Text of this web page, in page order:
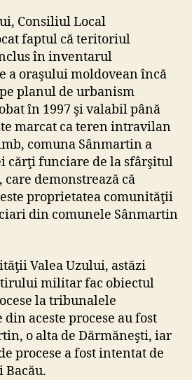
Consiliul Local
faptul că teritoriul
în inventarul
a oraşului moldovean încă
planul de urbanism
în 1997 şi valabil până
marcat ca teren intravilan
comuna Sânmartin a
cărţi funciare de la sfârşitul
demonstrează că
proprietatea comunităţii
din comunele Sânmartin
Valea Uzului, astăzi
militar fac obiectul
la tribunalele
aceste procese au fost
o alta de Dărmăneşti, iar
procese a fost intentat de